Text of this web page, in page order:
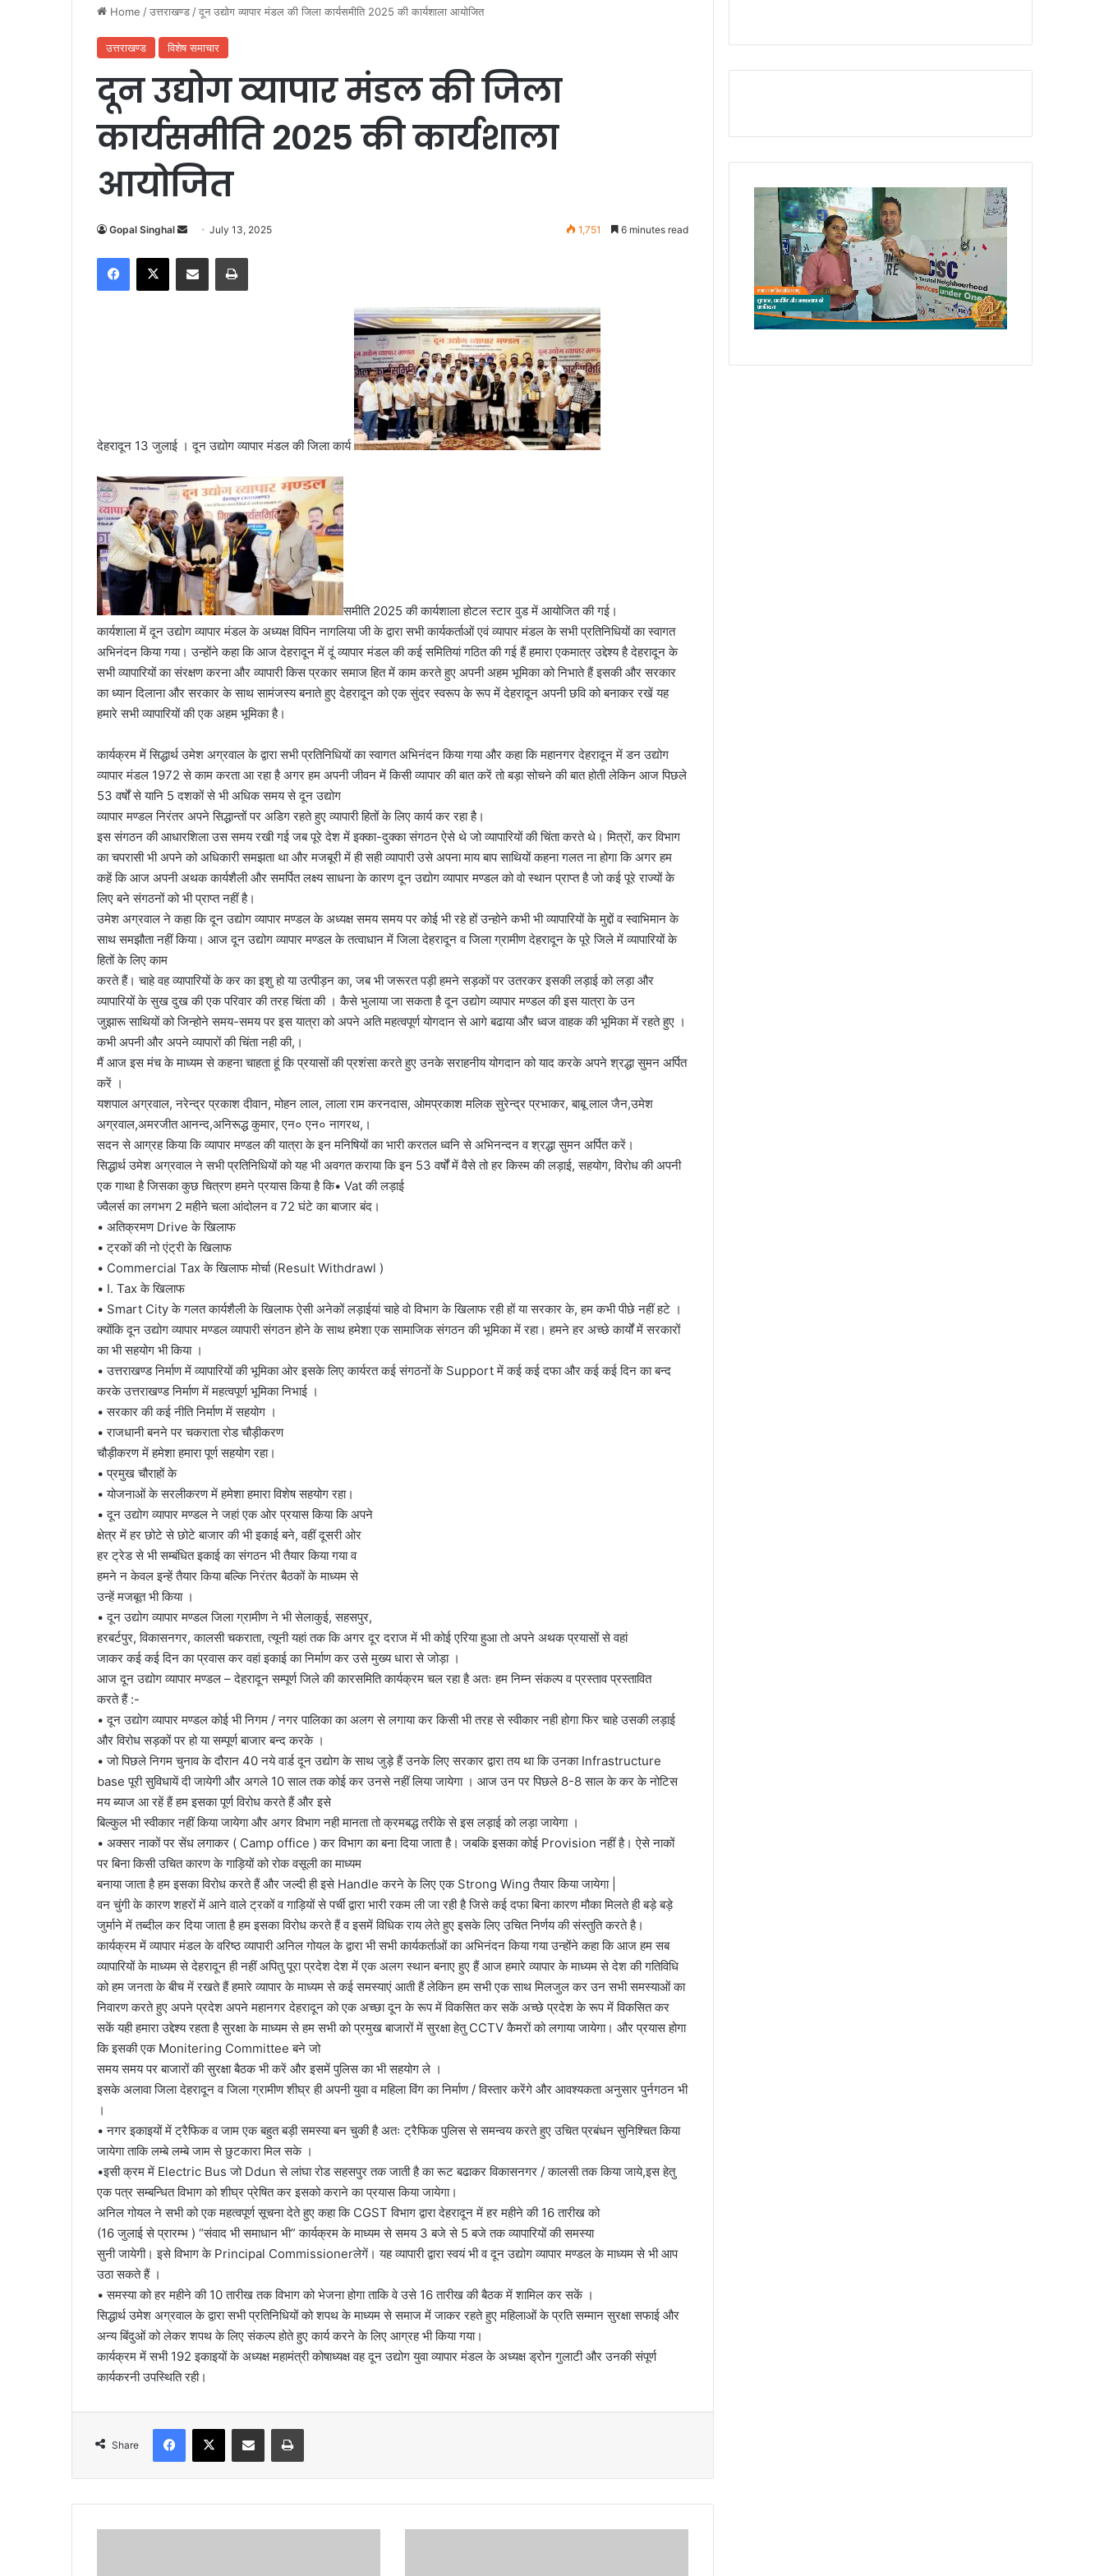
Home /उत्तराखण्ड /दून उद्योग व्यापार मंडल की जिला कार्यसमीति 2025 की कार्यशाला आयोजित
उत्तराखण्ड विशेष समाचार
दून उद्योग व्यापार मंडल की जिला
कार्यसमीति 2025 की कार्यशाला
आयोजित
Gopal Singhal
n
d
July 13, 2025 1,751 6 minutes read
देहरादून 13 जुलाई । दून उद्योग व्यापार मंडल की जिला कार्य
समीति 2025 की कार्यशाला होटल स्टार वुड में आयोजित की गई।
कार्यशाला में दून उद्योग व्यापार मंडल के अध्यक्ष विपिन नागलिया जी के द्वारा सभी कार्यकर्ताओं एवं व्यापार मंडल के सभी प्रतिनिधियों का स्वागत
अभिनंदन किया गया। उन्होंने कहा कि आज देहरादून में दूं व्यापार मंडल की कई समितियां गठित की गई हैं हमारा एकमात्र उद्देश्य है देहरादून के
सभी व्यापारियों का संरक्षण करना और व्यापारी किस प्रकार समाज हित में काम करते हुए अपनी अहम भूमिका को निभाते हैं इसकी और सरकार
का ध्यान दिलाना और सरकार के साथ सामंजस्य बनाते हुए देहरादून को एक सुंदर स्वरूप के रूप में देहरादून अपनी छवि को बनाकर रखें यह
हमारे सभी व्यापारियों की एक अहम भूमिका है।
कार्यक्रम में सिद्धार्थ उमेश अग्रवाल के द्वारा सभी प्रतिनिधियों का स्वागत अभिनंदन किया गया और कहा कि महानगर देहरादून में डन उद्योग
व्यापार मंडल 1972 से काम करता आ रहा है अगर हम अपनी जीवन में किसी व्यापार की बात करें तो बड़ा सोचने की बात होती लेकिन आज पिछले
53 वर्षों से यानि 5 दशकों से भी अधिक समय से दून उद्योग
व्यापार मण्डल निरंतर अपने सिद्धान्तों पर अडिग रहते हुए व्यापारी हितों के लिए कार्य कर रहा है।
इस संगठन की आधारशिला उस समय रखी गई जब पूरे देश में इक्का-दुक्का संगठन ऐसे थे जो व्यापारियों की चिंता करते थे। मित्रों, कर विभाग
का चपरासी भी अपने को अधिकारी समझता था और मजबूरी में ही सही व्यापारी उसे अपना माय बाप साथियों कहना गलत ना होगा कि अगर हम
कहें कि आज अपनी अथक कार्यशैली और समर्पित लक्ष्य साधना के कारण दून उद्योग व्यापार मण्डल को वो स्थान प्राप्त है जो कई पूरे राज्यों के
लिए बने संगठनों को भी प्राप्त नहीं है।
उमेश अग्रवाल ने कहा कि दून उद्योग व्यापार मण्डल के अध्यक्ष समय समय पर कोई भी रहे हों उन्होने कभी भी व्यापारियों के मुद्दों व स्वाभिमान के
साथ समझौता नहीं किया। आज दून उद्योग व्यापार मण्डल के तत्वाधान में जिला देहरादून व जिला ग्रामीण देहरादून के पूरे जिले में व्यापारियों के
हितों के लिए काम
करते हैं। चाहे वह व्यापारियों के कर का इशु हो या उत्पीड़न का, जब भी जरूरत पड़ी हमने सड़कों पर उतरकर इसकी लड़ाई को लड़ा और
व्यापारियों के सुख दुख की एक परिवार की तरह चिंता की । कैसे भुलाया जा सकता है दून उद्योग व्यापार मण्डल की इस यात्रा के उन
जुझारू साथियों को जिन्होने समय-समय पर इस यात्रा को अपने अति महत्वपूर्ण योगदान से आगे बढाया और ध्वज वाहक की भूमिका में रहते हुए ।
कभी अपनी और अपने व्यापारों की चिंता नही की,।
मैं आज इस मंच के माध्यम से कहना चाहता हूं कि प्रयासों की प्रशंसा करते हुए उनके सराहनीय योगदान को याद करके अपने श्रद्धा सुमन अर्पित
करें ।
यशपाल अग्रवाल, नरेन्द्र प्रकाश दीवान, मोहन लाल, लाला राम करनदास, ओमप्रकाश मलिक सुरेन्द्र प्रभाकर, बाबू लाल जैन,उमेश
अग्रवाल,अमरजीत आनन्द,अनिरूद्ध कुमार, एन० एन० नागरथ,।
सदन से आग्रह किया कि व्यापार मण्डल की यात्रा के इन मनिषियों का भारी करतल ध्वनि से अभिनन्दन व श्रद्धा सुमन अर्पित करें।
सिद्धार्थ उमेश अग्रवाल ने सभी प्रतिनिधियों को यह भी अवगत कराया कि इन 53 वर्षों में वैसे तो हर किस्म की लड़ाई, सहयोग, विरोध की अपनी
एक गाथा है जिसका कुछ चित्रण हमने प्रयास किया है कि• Vat की लड़ाई
ज्वैलर्स का लगभग 2 महीने चला आंदोलन व 72 घंटे का बाजार बंद।
• अतिक्रमण Drive के खिलाफ
• ट्रकों की नो एंट्री के खिलाफ
• Commercial Tax के खिलाफ मोर्चा (Result Withdrawl )
• I. Tax के खिलाफ
• Smart City के गलत कार्यशैली के खिलाफ ऐसी अनेकों लड़ाईयां चाहे वो विभाग के खिलाफ रही हों या सरकार के, हम कभी पीछे नहीं हटे ।
क्योंकि दून उद्योग व्यापार मण्डल व्यापारी संगठन होने के साथ हमेशा एक सामाजिक संगठन की भूमिका में रहा। हमने हर अच्छे कार्यों में सरकारों
का भी सहयोग भी किया ।
• उत्तराखण्ड निर्माण में व्यापारियों की भूमिका ओर इसके लिए कार्यरत कई संगठनों के Support में कई कई दफा और कई कई दिन का बन्द
करके उत्तराखण्ड निर्माण में महत्वपूर्ण भूमिका निभाई ।
• सरकार की कई नीति निर्माण में सहयोग ।
• राजधानी बनने पर चकराता रोड चौड़ीकरण
चौड़ीकरण में हमेशा हमारा पूर्ण सहयोग रहा।
• प्रमुख चौराहों के
• योजनाओं के सरलीकरण में हमेशा हमारा विशेष सहयोग रहा।
• दून उद्योग व्यापार मण्डल ने जहां एक ओर प्रयास किया कि अपने
क्षेत्र में हर छोटे से छोटे बाजार की भी इकाई बने, वहीं दूसरी ओर
हर ट्रेड से भी सम्बंधित इकाई का संगठन भी तैयार किया गया व
हमने न केवल इन्हें तैयार किया बल्कि निरंतर बैठकों के माध्यम से
उन्हें मजबूत भी किया ।
• दून उद्योग व्यापार मण्डल जिला ग्रामीण ने भी सेलाकुई, सहसपुर,
हरबर्टपुर, विकासनगर, कालसी चकराता, त्यूनी यहां तक कि अगर दूर दराज में भी कोई एरिया हुआ तो अपने अथक प्रयासों से वहां
जाकर कई कई दिन का प्रवास कर वहां इकाई का निर्माण कर उसे मुख्य धारा से जोड़ा ।
आज दून उद्योग व्यापार मण्डल – देहरादून सम्पूर्ण जिले की कारसमिति कार्यक्रम चल रहा है अतः हम निम्न संकल्प व प्रस्ताव प्रस्तावित
करते हैं :-
• दून उद्योग व्यापार मण्डल कोई भी निगम / नगर पालिका का अलग से लगाया कर किसी भी तरह से स्वीकार नही होगा फिर चाहे उसकी लड़ाई
और विरोध सड़कों पर हो या सम्पूर्ण बाजार बन्द करके ।
• जो पिछले निगम चुनाव के दौरान 40 नये वार्ड दून उद्योग के साथ जुड़े हैं उनके लिए सरकार द्वारा तय था कि उनका Infrastructure
base पूरी सुविधायें दी जायेगी और अगले 10 साल तक कोई कर उनसे नहीं लिया जायेगा । आज उन पर पिछले 8-8 साल के कर के नोटिस
मय ब्याज आ रहें हैं हम इसका पूर्ण विरोध करते हैं और इसे
बिल्कुल भी स्वीकार नहीं किया जायेगा और अगर विभाग नही मानता तो क्रमबद्ध तरीके से इस लड़ाई को लड़ा जायेगा ।
• अक्सर नाकों पर सेंध लगाकर ( Camp office ) कर विभाग का बना दिया जाता है। जबकि इसका कोई Provision नहीं है। ऐसे नाकों
पर बिना किसी उचित कारण के गाड़ियों को रोक वसूली का माध्यम
बनाया जाता है हम इसका विरोध करते हैं और जल्दी ही इसे Handle करने के लिए एक Strong Wing तैयार किया जायेगा |
वन चुंगी के कारण शहरों में आने वाले ट्रकों व गाड़ियों से पर्ची द्वारा भारी रकम ली जा रही है जिसे कई दफा बिना कारण मौका मिलते ही बड़े बड़े
जुर्माने में तब्दील कर दिया जाता है हम इसका विरोध करते हैं व इसमें विधिक राय लेते हुए इसके लिए उचित निर्णय की संस्तुति करते है।
कार्यक्रम में व्यापार मंडल के वरिष्ठ व्यापारी अनिल गोयल के द्वारा भी सभी कार्यकर्ताओं का अभिनंदन किया गया उन्होंने कहा कि आज हम सब
व्यापारियों के माध्यम से देहरादून ही नहीं अपितु पूरा प्रदेश देश में एक अलग स्थान बनाए हुए हैं आज हमारे व्यापार के माध्यम से देश की गतिविधि
को हम जनता के बीच में रखते हैं हमारे व्यापार के माध्यम से कई समस्याएं आती हैं लेकिन हम सभी एक साथ मिलजुल कर उन सभी समस्याओं का
निवारण करते हुए अपने प्रदेश अपने महानगर देहरादून को एक अच्छा दून के रूप में विकसित कर सकें अच्छे प्रदेश के रूप में विकसित कर
सकें यही हमारा उद्देश्य रहता है सुरक्षा के माध्यम से हम सभी को प्रमुख बाजारों में सुरक्षा हेतु CCTV कैमरों को लगाया जायेगा। और प्रयास होगा
कि इसकी एक Monitering Committee बने जो
समय समय पर बाजारों की सुरक्षा बैठक भी करें और इसमें पुलिस का भी सहयोग ले ।
इसके अलावा जिला देहरादून व जिला ग्रामीण शीघ्र ही अपनी युवा व महिला विंग का निर्माण / विस्तार करेंगे और आवश्यकता अनुसार पुर्नगठन भी
।
• नगर इकाइयों में ट्रैफिक व जाम एक बहुत बड़ी समस्या बन चुकी है अतः ट्रैफिक पुलिस से समन्वय करते हुए उचित प्रबंधन सुनिश्चित किया
जायेगा ताकि लम्बे लम्बे जाम से छुटकारा मिल सके ।
•इसी क्रम में Electric Bus जो Ddun से लांघा रोड सहसपुर तक जाती है का रूट बढाकर विकासनगर / कालसी तक किया जाये,इस हेतु
एक पत्र सम्बन्धित विभाग को शीघ्र प्रेषित कर इसको कराने का प्रयास किया जायेगा।
अनिल गोयल ने सभी को एक महत्वपूर्ण सूचना देते हुए कहा कि CGST विभाग द्वारा देहरादून में हर महीने की 16 तारीख को
(16 जुलाई से प्रारम्भ ) “संवाद भी समाधान भी” कार्यक्रम के माध्यम से समय 3 बजे से 5 बजे तक व्यापारियों की समस्या
सुनी जायेगी। इसे विभाग के Principal Commissionerलेगें। यह व्यापारी द्वारा स्वयं भी व दून उद्योग व्यापार मण्डल के माध्यम से भी आप
उठा सकते हैं ।
• समस्या को हर महीने की 10 तारीख तक विभाग को भेजना होगा ताकि वे उसे 16 तारीख की बैठक में शामिल कर सकें ।
सिद्धार्थ उमेश अग्रवाल के द्वारा सभी प्रतिनिधियों को शपथ के माध्यम से समाज में जाकर रहते हुए महिलाओं के प्रति सम्मान सुरक्षा सफाई और
अन्य बिंदुओं को लेकर शपथ के लिए संकल्प होते हुए कार्य करने के लिए आग्रह भी किया गया।
कार्यक्रम में सभी 192 इकाइयों के अध्यक्ष महामंत्री कोषाध्यक्ष वह दून उद्योग युवा व्यापार मंडल के अध्यक्ष ड्रोन गुलाटी और उनकी संपूर्ण
कार्यकरनी उपस्थिति रही।
Share